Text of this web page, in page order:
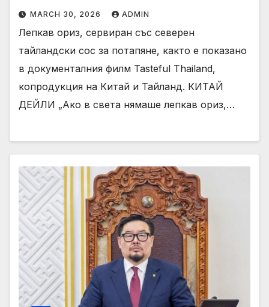
MARCH 30, 2026 ADMIN
Лепкав ориз, сервиран със северен
тайландски сос за потапяне, както е показано
в документалния филм Tasteful Thailand,
копродукция на Китай и Тайланд. КИТАЙ
ДЕЙЛИ „Ако в света нямаше лепкав ориз,…